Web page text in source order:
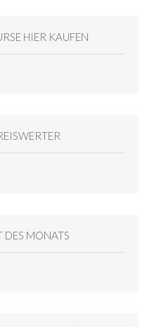
HIER KAUFEN
DES MONATS